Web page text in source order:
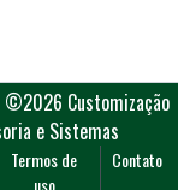
©2026 Customização
e Sistemas
Termos de
uso
Contato